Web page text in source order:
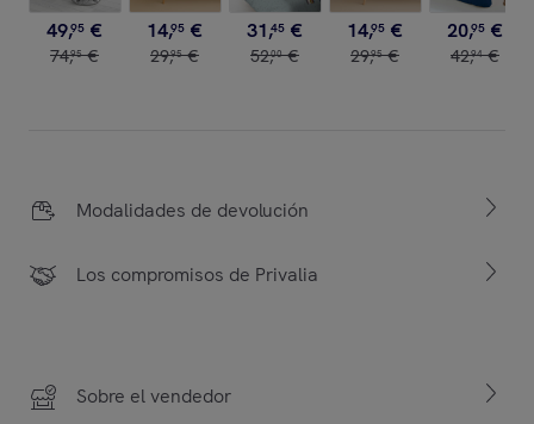
49,95 €
74,95 €
14,95 €
29,95 €
31,45 €
52,00 €
14,95 €
29,95 €
20,95 €
42,94 €
Modalidades de devolución
Los compromisos de Privalia
Sobre el vendedor